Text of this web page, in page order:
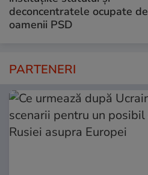
deconcentratele ocupate de
oamenii PSD
PARTENERI